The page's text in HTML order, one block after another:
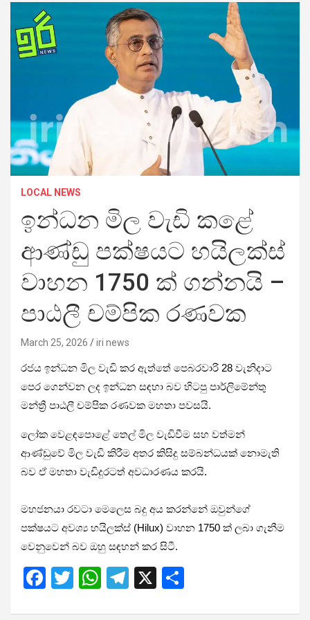
LOCAL NEWS
ඉන්ධන මිල වැඩි කළේ
ආණ්ඩු පක්ෂයට හයිලක්ස්
වාහන 1750 ක් ගන්නයි –
පාඨලී චම්පික රණවක
March 25, 2026 iri news
රජය ඉන්ධන මිල වැඩි කර ඇත්තේ පෙබරවාරි 28 වැනිදාට
පෙර ගෙන්වන ලද ඉන්ධන සඳහා බව හිටපු පාර්ලිමේන්තු
මන්ත්‍රී පාඨලී චම්පික රණවක මහතා පවසයි.
ලෝක වෙළඳපොළේ තෙල් මිල වැඩිවීම සහ වත්මන්
ආණ්ඩුවේ මිල වැඩි කිරීම අතර කිසිදු සම්බන්ධයක් නොමැති
බව ඒ මහතා වැඩිදුරටත් අවධාරණය කරයි.
මහජනයා රවටා මෙලෙස බදු අය කරන්නේ ඔවුන්ගේ
පක්ෂයට අවශ්‍ය හයිලක්ස් (Hilux) වාහන 1750 ක් ලබා ගැනීම
වෙනුවෙන් බව ඔහු සඳහන් කර සිටී.
F
T
W T
X